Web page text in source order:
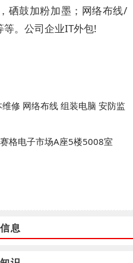
硒鼓加粉加墨；网络布线/
。公司企业IT外包!
修 网络布线 组装电脑 安防监
格电子市场A座5楼5008室
息